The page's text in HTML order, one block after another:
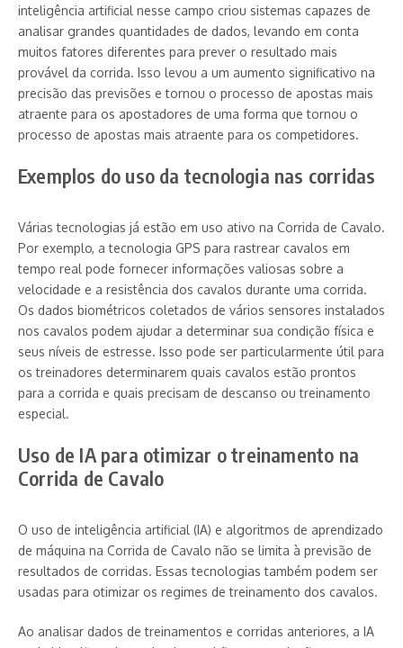
inteligência artificial nesse campo criou sistemas capazes de
analisar grandes quantidades de dados, levando em conta
muitos fatores diferentes para prever o resultado mais
provável da corrida. Isso levou a um aumento significativo na
precisão das previsões e tornou o processo de apostas mais
atraente para os apostadores de uma forma que tornou o
processo de apostas mais atraente para os competidores.
Exemplos do uso da tecnologia nas corridas
Várias tecnologias já estão em uso ativo na Corrida de Cavalo.
Por exemplo, a tecnologia GPS para rastrear cavalos em
tempo real pode fornecer informações valiosas sobre a
velocidade e a resistência dos cavalos durante uma corrida.
Os dados biométricos coletados de vários sensores instalados
nos cavalos podem ajudar a determinar sua condição física e
seus níveis de estresse. Isso pode ser particularmente útil para
os treinadores determinarem quais cavalos estão prontos
para a corrida e quais precisam de descanso ou treinamento
especial.
Uso de IA para otimizar o treinamento na
Corrida de Cavalo
O uso de inteligência artificial (IA) e algoritmos de aprendizado
de máquina na Corrida de Cavalo não se limita à previsão de
resultados de corridas. Essas tecnologias também podem ser
usadas para otimizar os regimes de treinamento dos cavalos.
Ao analisar dados de treinamentos e corridas anteriores, a IA